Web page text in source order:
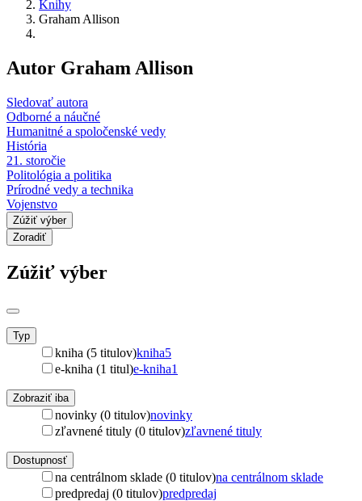
Knihy
Graham Allison
Autor Graham Allison
Sledovať autora
Odborné a náučné
Humanitné a spoločenské vedy
História
21. storočie
Politológia a politika
Prírodné vedy a technika
Vojenstvo
Zúžiť výber
Zoradiť
Zúžiť výber
Typ
kniha (5 titulov)kniha5
e-kniha (1 titul)e-kniha1
Zobraziť iba
novinky (0 titulov)novinky
zľavnené tituly (0 titulov)zľavnené tituly
Dostupnosť
na centrálnom sklade (0 titulov)na centrálnom sklade
predpredaj (0 titulov)predpredaj